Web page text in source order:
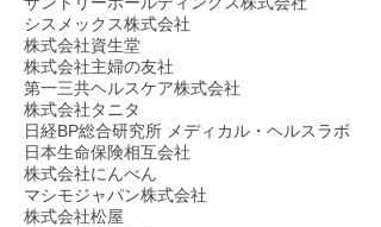
シスメックス株式会社
株式会社資生堂
株式会社主婦の友社
第一三共ヘルスケア株式会社
株式会社タニタ
日経BP総合研究所 メディカル・ヘルスラボ
日本生命保険相互会社
株式会社にんべん
マシモジャパン株式会社
株式会社松屋